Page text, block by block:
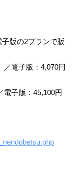
版の2プランで販
電子版：4,070円
子版：45,100円